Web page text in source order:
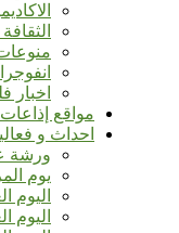
اخبار
مواقع
احداث و
ورشة
يوم
اليوم
اليوم